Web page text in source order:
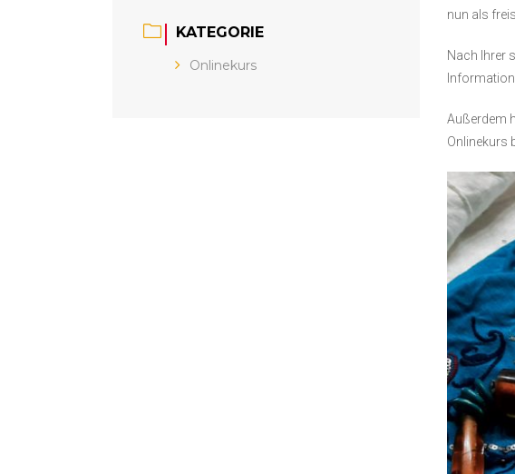
KATEGORIE
Onlinekurs
nun als
Nach Ihrer
Außerdem
Onlinekurs